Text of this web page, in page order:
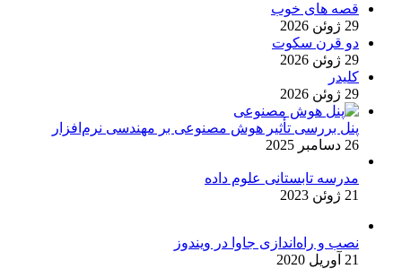
قصه های خوب
29 ژوئن 2026
دو قرن سکوت
29 ژوئن 2026
کلیدر
29 ژوئن 2026
پنل بررسی تأثیر هوش مصنوعی بر مهندسی نرم‌افزار
26 دسامبر 2025
مدرسه تابستانی علوم داده
21 ژوئن 2023
نصب و راه‌اندازی جاوا در ویندوز
21 آوریل 2020